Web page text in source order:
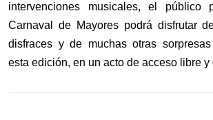
intervenciones musicales, el público
Carnaval de Mayores podrá disfrutar
disfraces y de muchas otras
esta edición, en un acto de acceso libre y